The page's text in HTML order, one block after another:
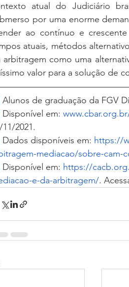
atual do Judiciário
por uma enorme
ao contínuo e
atuais, métodos
arbitragem como uma
valor para a solução de
Alunos de graduação da FGV
Disponível em:
11/2021.
Dados disponíveis em: https://
mediacao/sobre-cam-
Disponível em: https://
e-da-arbitragem/.